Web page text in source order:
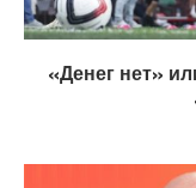
«Денег нет»